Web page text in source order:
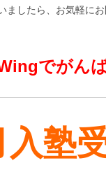
ましたら、お気軽に
でがん
入塾